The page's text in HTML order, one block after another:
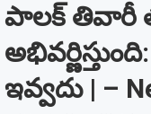
పాలక్ తివారీ
ఇవ్వదు | –